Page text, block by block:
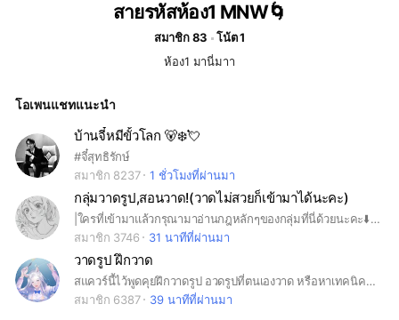
สายรหัสห้อง1 MNW🌀
สมาชิก 83
โน้ต 1
ห้อง1 มานี่มาา
โอเพนแชทแนะนำ
บ้านจี๋หมีขั้วโลก 🐻‍❄️💘
#จี๋สุทธิรักษ์
สมาชิก 8237
1 ชั่วโมงที่ผ่านมา
กลุ่มวาดรูป,สอนวาด!(วาดไม่สวยก็เข้ามาได้นะคะ)
|ใครที่เข้ามาแล้วกรุณามาอ่านกฎหลักๆของกลุ่มที่นี่ด้วยนะคะ⬇️ 1.ห้ามทะเลาะกัน,พิมพ์คำหยาบ 2.ห้ามสแปมเพราะอาจทำให้บางคนรำคาญจนเกิดการทะเลาะกัน 3.ห้ามส่งลิงก์18+,เว็บพนันหรือเรื่องที่เกี่ยวกับการเงินยกเว้นลิงก์เพลงต่างๆ,ผลงานวาดรูปบนแอพต่างๆ 4.ห้ามก๊อปงานคนอื่นแล้วมาอ้างว่าเป็นของตน ***ถ้าใครเจอกรุณาแจ้งแอดมิน,เจ้าของกลุ่มโดยการ@แอดมาน้าถ้าใครไม่มีไฟในการวาดรูปพวกเราพร้อมจะให้กำลังใจ,ซัพพอร์ตให้คำแนะนำกำลังใจแล้วก็พลังบวกที่ดีต่อทุกๆคนแล้วถ้าใครที่วาดรูปไม่สวยเดี๋ยวจะสร้างห้องอีกห้องเพื่อเป็นการสอนอนาโตมี่หรือลงสีต่างๆลงเงาที่ตนอยาก แล้วถ้ามีสีลงเงาก็จะเอามาแชร์เอามาแจกเพื่อนๆทุกคนน้า❤️
สมาชิก 3746
31 นาทีที่ผ่านมา
วาดรูป ฝึกวาด
สแควร์นี้ไว้พูดคุยฝึกวาดรูป อวดรูปที่ตนเองวาด หรือหาเทคนิคการวาดรูป .
สมาชิก 6387
39 นาทีที่ผ่านมา